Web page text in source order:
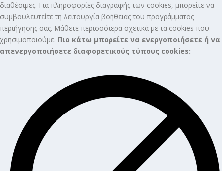
διαθέσιμες. Για πληροφορίες διαγραφής των cookies, μπορείτε να
συμβουλευτείτε τη λειτουργία βοήθειας του προγράμματος
περιήγησης σας. Μάθετε περισσότερα σχετικά με τα cookies που
χρησιμοποιούμε. Πιο κάτω μπορείτε να ενεργοποιήσετε ή να
απενεργοποιήσετε διαφορετικούς τύπους cookies: